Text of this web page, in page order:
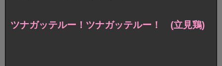
ツナガッテルー！ツナガッテルー！ (立見鶏)